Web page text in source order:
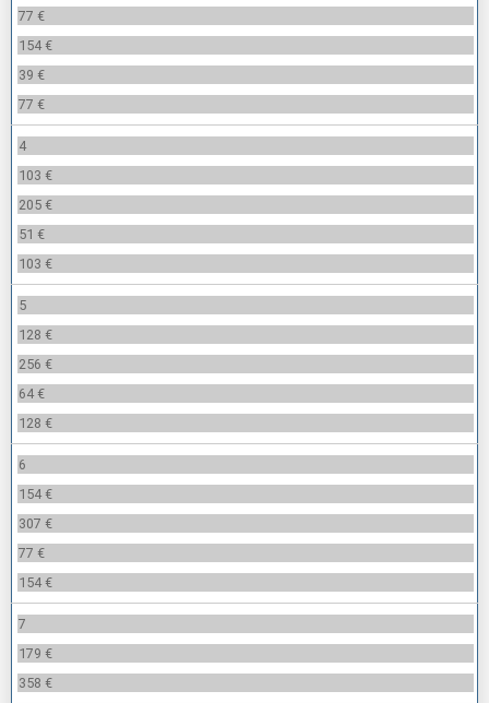
77 €
154 €
39 €
77 €
4
103 €
205 €
51 €
103 €
5
128 €
256 €
64 €
128 €
6
154 €
307 €
77 €
154 €
7
179 €
358 €